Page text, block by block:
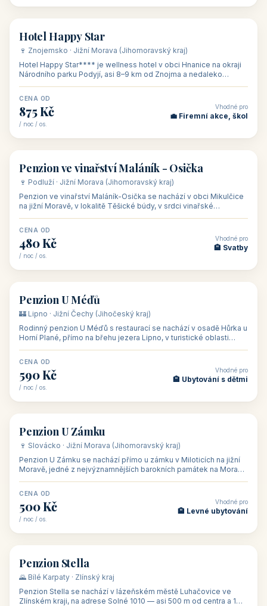
🏨 hotel
Hotel Happy Star
🍷 Znojemsko · Jižní Morava (Jihomoravský kraj)
Hotel Happy Star**** je wellness hotel v obci Hnanice na okraji
Národního parku Podyjí, asi 8–9 km od Znojma a nedaleko
CENA OD
875 Kč
/ noc / os.
Vhodné pro
💼 Firemní akce, škol
🏡 penzion
Penzion ve vinařství Maláník - Osička
🍷 Podluží · Jižní Morava (Jihomoravský kraj)
Penzion ve vinařství Maláník-Osička se nachází v obci Mikulčice
na jižní Moravě, v lokalitě Těšické búdy, v srdci vinařské
CENA OD
480 Kč
/ noc / os.
Vhodné pro
🏨 Svatby
🏡 penzion
Penzion U Méďů
🏰 Lipno · Jižní Čechy (Jihočeský kraj)
Rodinný penzion U Méďů s restaurací se nachází v osadě Hůrka u
Horní Plané, přímo na břehu jezera Lipno, v turistické oblasti
CENA OD
590 Kč
/ noc / os.
Vhodné pro
🏨 Ubytování s dětmi
🏡 penzion
Penzion U Zámku
🍷 Slovácko · Jižní Morava (Jihomoravský kraj)
Penzion U Zámku se nachází přímo u zámku v Miloticích na jižní
Moravě, jedné z nejvýznamnějších barokních památek na Moravě,
CENA OD
500 Kč
/ noc / os.
Vhodné pro
🏨 Levné ubytování
🏡 penzion
Penzion Stella
🌄 Bílé Karpaty · Zlínský kraj
Penzion Stella se nachází v lázeňském městě Luhačovice ve
Zlínském kraji, na adrese Solné 1010 — asi 500 m od centra a 1